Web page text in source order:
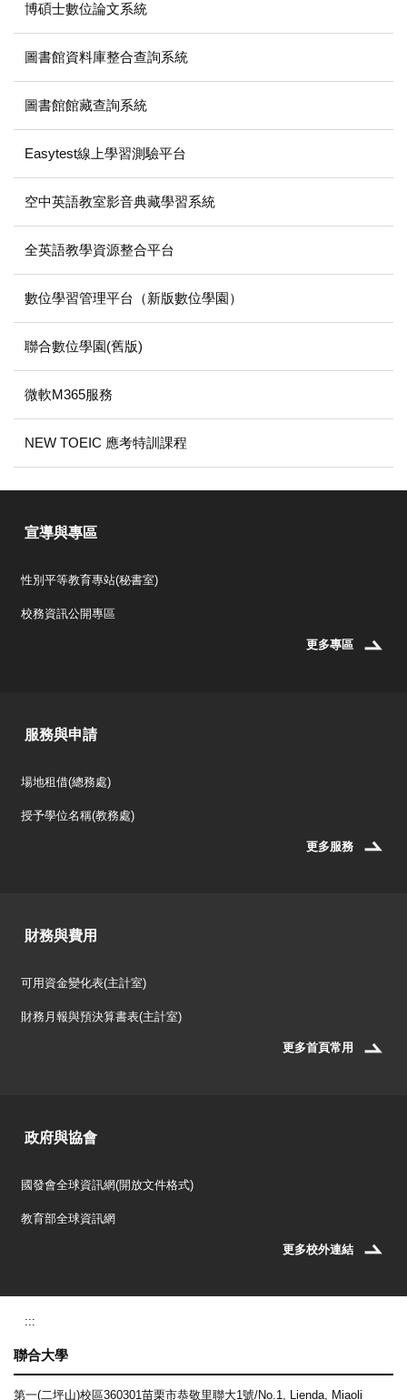
博碩士數位論文系統
圖書館資料庫整合查詢系統
圖書館館藏查詢系統
Easytest線上學習測驗平台
空中英語教室影音典藏學習系統
全英語教學資源整合平台
數位學習管理平台（新版數位學園）
聯合數位學園(舊版)
微軟M365服務
NEW TOEIC 應考特訓課程
宣導與專區
性別平等教育專站(秘書室)
校務資訊公開專區
更多專區
服務與申請
場地租借(總務處)
授予學位名稱(教務處)
更多服務
財務與費用
可用資金變化表(主計室)
財務月報與預決算書表(主計室)
更多首頁常用
政府與協會
國發會全球資訊網(開放文件格式)
教育部全球資訊網
更多校外連結
:::
聯合大學
第一(二坪山)校區360301苗栗市恭敬里聯大1號/No.1, Lienda, Miaoli